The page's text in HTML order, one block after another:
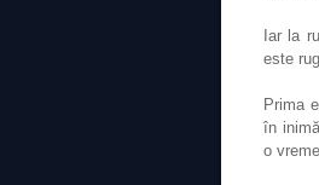
Iar la
este
Prima
în
o